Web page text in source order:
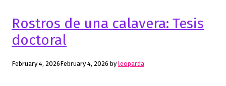
Rostros de una calavera: Tesis
doctoral
February 4, 2026February 4, 2026 byleoparda